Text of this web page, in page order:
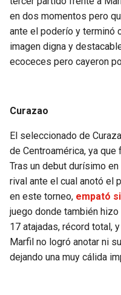
en dos momentos pero
ante el poderío y terminó
imagen digna y
ecoceces pero cayeron
Curazao
El seleccionado de
de Centroamérica, ya que
Tras un debut durísimo
rival ante el cual anotó el
en este torneo, empató
juego donde también
17 atajadas, récord total,
Marfil no logró anotar ni
dejando una muy cálida